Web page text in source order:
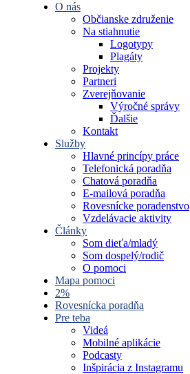
O nás
Občianske združenie
Na stiahnutie
Logotypy
Plagáty
Projekty
Partneri
Zverejňovanie
Výročné správy
Ďalšie
Kontakt
Služby
Hlavné princípy práce
Telefonická poradňa
Chatová poradňa
E-mailová poradňa
Rovesnícke poradenstvo
Vzdelávacie aktivity
Články
Som dieťa/mladý
Som dospelý/rodič
O pomoci
Mapa pomoci
2%
Rovesnícka poradňa
Pre teba
Videá
Mobilné aplikácie
Podcasty
Inšpirácia z Instagramu